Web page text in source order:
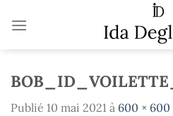
Publié 10 mai 2021 à 600 × 600